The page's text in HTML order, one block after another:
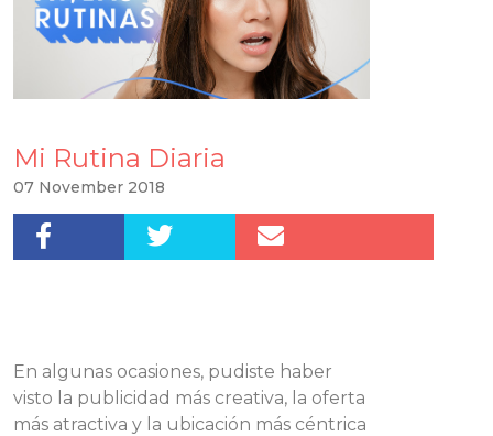
Mi Rutina Diaria
07 November 2018
En algunas ocasiones, pudiste haber
visto la publicidad más creativa, la oferta
más atractiva y la ubicación más céntrica